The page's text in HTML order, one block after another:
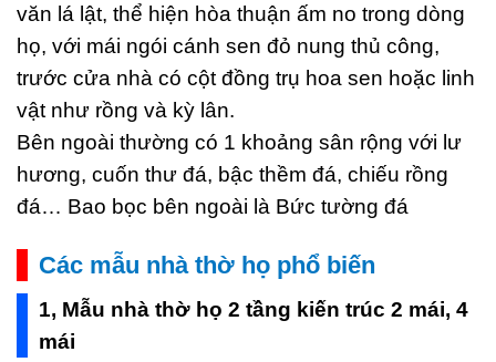
văn lá lật, thể hiện hòa thuận ấm no trong dòng
họ, với mái ngói cánh sen đỏ nung thủ công,
trước cửa nhà có cột đồng trụ hoa sen hoặc linh
vật như rồng và kỳ lân.
Bên ngoài thường có 1 khoảng sân rộng với lư
hương, cuốn thư đá, bậc thềm đá, chiếu rồng
đá… Bao bọc bên ngoài là Bức tường đá
Các mẫu nhà thờ họ phổ biến
1, Mẫu nhà thờ họ 2 tầng kiến trúc 2 mái, 4
mái